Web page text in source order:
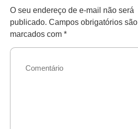
O seu endereço de e-mail não será
publicado. Campos obrigatórios são
marcados com *